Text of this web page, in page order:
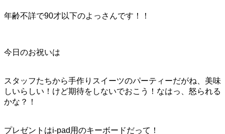
年齢不詳で90才以下のよっさんです！！
今日のお祝いは
スタッフたちから手作りスイーツのパーティーだがね、美味
しいらしい！けど期待をしないでおこう！なはっ、怒られる
かな？！
プレゼントはi-pad用のキーボードだって！